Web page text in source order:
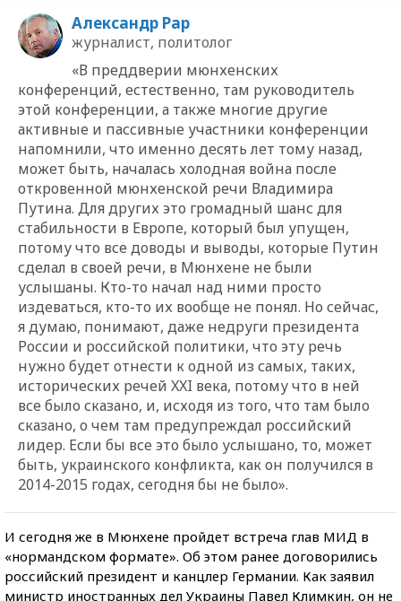
Александр Рар
журналист, политолог
«В преддверии мюнхенских
конференций, естественно, там руководитель
этой конференции, а также многие другие
активные и пассивные участники конференции
напомнили, что именно десять лет тому назад,
может быть, началась холодная война после
откровенной мюнхенской речи Владимира
Путина. Для других это громадный шанс для
стабильности в Европе, который был упущен,
потому что все доводы и выводы, которые Путин
сделал в своей речи, в Мюнхене не были
услышаны. Кто-то начал над ними просто
издеваться, кто-то их вообще не понял. Но сейчас,
я думаю, понимают, даже недруги президента
России и российской политики, что эту речь
нужно будет отнести к одной из самых, таких,
исторических речей XXI века, потому что в ней
все было сказано, и, исходя из того, что там было
сказано, о чем там предупреждал российский
лидер. Если бы все это было услышано, то, может
быть, украинского конфликта, как он получился в
2014-2015 годах, сегодня бы не было».
И сегодня же в Мюнхене пройдет встреча глав МИД в
«нормандском формате». Об этом ранее договорились
российский президент и канцлер Германии. Как заявил
министр иностранных дел Украины Павел Климкин, он не